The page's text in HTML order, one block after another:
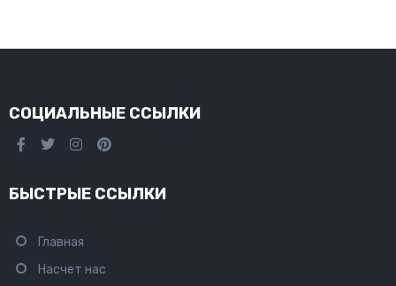
СОЦИАЛЬНЫЕ ССЫЛКИ
БЫСТРЫЕ ССЫЛКИ
Главная
Насчет нас